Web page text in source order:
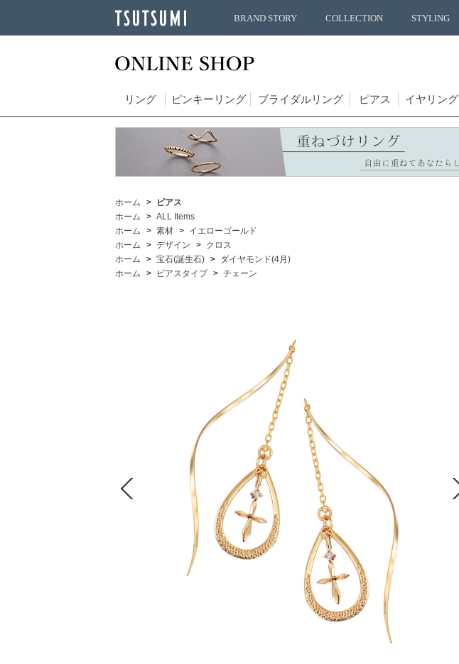
BRAND STORY COLLECTION STYLING
リング ピンキーリング ブライダルリング ピアス イヤリング
ホーム
ピアス
ホーム
ALL Items
ホーム
素材
イエローゴールド
ホーム
デザイン
クロス
ホーム
宝石(誕生石)
ダイヤモンド(4月)
ホーム
ピアスタイプ チェーン